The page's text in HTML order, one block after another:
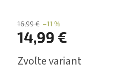
16,99 € –11 %
14,99 €
cena:
Zvoľte variant